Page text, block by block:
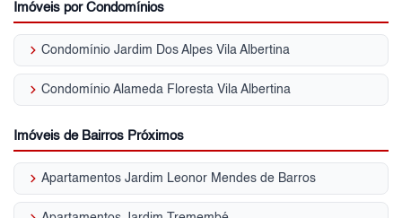
Imóveis por Condomínios
keyboard_arrow_right Condomínio Jardim Dos Alpes Vila Albertina
keyboard_arrow_right Condomínio Alameda Floresta Vila Albertina
Imóveis de Bairros Próximos
keyboard_arrow_right Apartamentos Jardim Leonor Mendes de Barros